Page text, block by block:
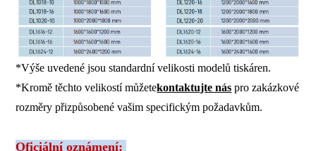
*Výše uvedené jsou standardní velikosti modelů tiskáren.
*Kromě těchto velikostí můžetekontaktujte nás pro zakázkové
rozměry přizpůsobené vašim specifickým požadavkům.
Oficiální oznámení: